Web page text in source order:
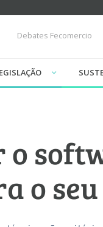
Debates Fecomercio
o
o